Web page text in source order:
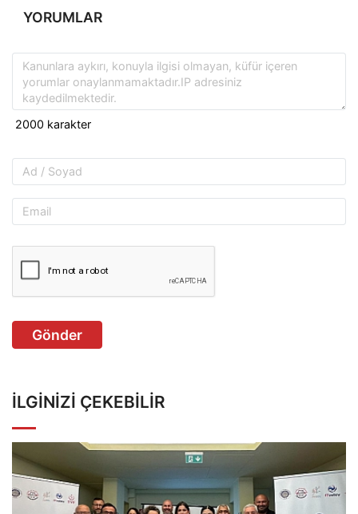
YORUMLAR
Gönder
İLGINIZI ÇEKEBILIR